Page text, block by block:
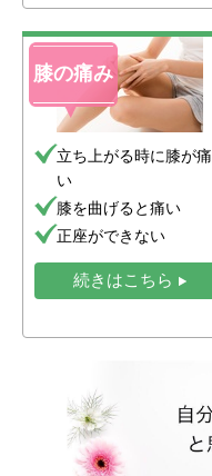
膝の痛み
立ち上がる時に膝が痛
い
膝を曲げると痛い
正座ができない
続きはこちら